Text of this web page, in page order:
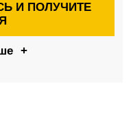
И ПОЛУЧИТЕ
+